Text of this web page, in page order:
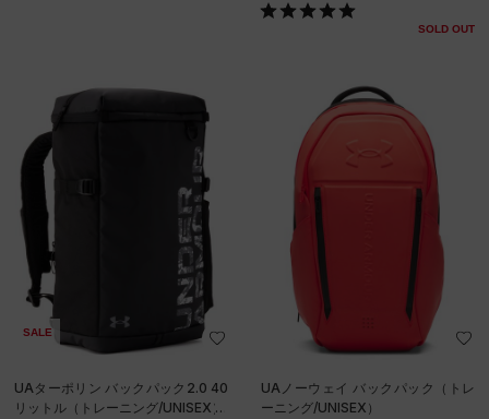
SOLD OUT
SALE
UAターポリン バックパック2.0 40
リットル（トレーニング/UNISEX）
UAノーウェイ バックパック（トレ
ーニング/UNISEX）